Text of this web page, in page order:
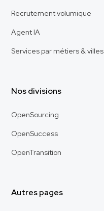
Recrutement volumique
Agent IA
Services par métiers & villes
Nos divisions
OpenSourcing
OpenSuccess
OpenTransition
Autres pages